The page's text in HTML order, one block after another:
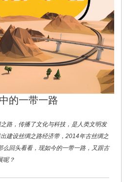
的一带一路
路，传播了文化与科技，是人类文明发
建设丝绸之路经济带，2014年古丝绸之
么回头看看，现如今的一带一路，又跟古
呢？